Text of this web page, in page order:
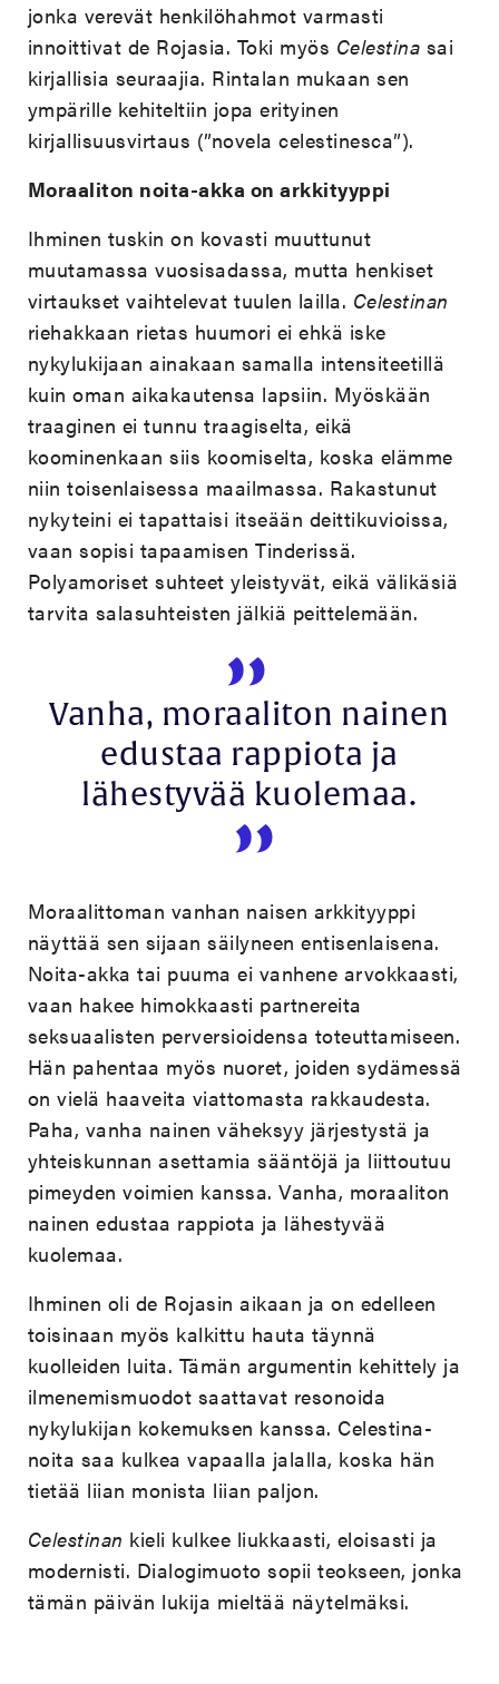
jonka verevät henkilöhahmot varmasti
innoittivat de Rojasia. Toki myös Celestina sai
kirjallisia seuraajia. Rintalan mukaan sen
ympärille kehiteltiin jopa erityinen
kirjallisuusvirtaus (”novela celestinesca”).
Moraaliton noita-akka on arkkityyppi
Ihminen tuskin on kovasti muuttunut
muutamassa vuosisadassa, mutta henkiset
virtaukset vaihtelevat tuulen lailla. Celestinan
riehakkaan rietas huumori ei ehkä iske
nykylukijaan ainakaan samalla intensiteetillä
kuin oman aikakautensa lapsiin. Myöskään
traaginen ei tunnu traagiselta, eikä
koominenkaan siis koomiselta, koska elämme
niin toisenlaisessa maailmassa. Rakastunut
nykyteini ei tapattaisi itseään deittikuvioissa,
vaan sopisi tapaamisen Tinderissä.
Polyamoriset suhteet yleistyvät, eikä välikäsiä
tarvita salasuhteisten jälkiä peittelemään.
Vanha, moraaliton nainen
edustaa rappiota ja
lähestyvää kuolemaa.
Moraalittoman vanhan naisen arkkityyppi
näyttää sen sijaan säilyneen entisenlaisena.
Noita-akka tai puuma ei vanhene arvokkaasti,
vaan hakee himokkaasti partnereita
seksuaalisten perversioidensa toteuttamiseen.
Hän pahentaa myös nuoret, joiden sydämessä
on vielä haaveita viattomasta rakkaudesta.
Paha, vanha nainen väheksyy järjestystä ja
yhteiskunnan asettamia sääntöjä ja liittoutuu
pimeyden voimien kanssa. Vanha, moraaliton
nainen edustaa rappiota ja lähestyvää
kuolemaa.
Ihminen oli de Rojasin aikaan ja on edelleen
toisinaan myös kalkittu hauta täynnä
kuolleiden luita. Tämän argumentin kehittely ja
ilmenemismuodot saattavat resonoida
nykylukijan kokemuksen kanssa. Celestina-
noita saa kulkea vapaalla jalalla, koska hän
tietää liian monista liian paljon.
Celestinan kieli kulkee liukkaasti, eloisasti ja
modernisti. Dialogimuoto sopii teokseen, jonka
tämän päivän lukija mieltää näytelmäksi.